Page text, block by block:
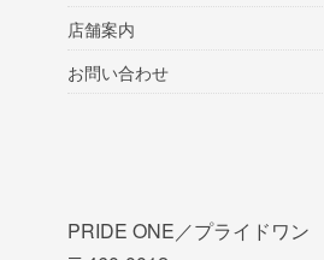
店舗案内
お問い合わせ
PRIDE ONE／プライドワン